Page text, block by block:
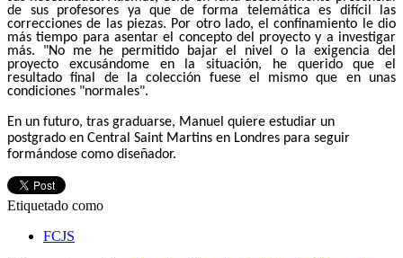
de sus profesores ya que de forma telemática es difícil las
correcciones de las piezas. Por otro lado, el confinamiento le dio
más tiempo para asentar el concepto del proyecto y a investigar
más. "No me he permitido bajar el nivel o la exigencia del
proyecto excusándome en la situación, he querido que el
resultado final de la colección fuese el mismo que en unas
condiciones "normales".
En un futuro, tras graduarse, Manuel quiere estudiar un
postgrado en Central Saint Martins en Londres para seguir
formándose como diseñador.
Etiquetado como
FCJS